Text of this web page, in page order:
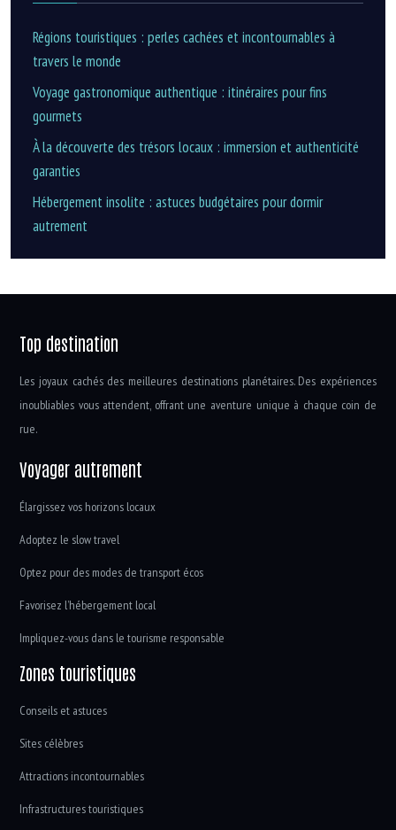
Régions touristiques : perles cachées et incontournables à
travers le monde
Voyage gastronomique authentique : itinéraires pour fins
gourmets
À la découverte des trésors locaux : immersion et authenticité
garanties
Hébergement insolite : astuces budgétaires pour dormir
autrement
Top destination
Les joyaux cachés des meilleures destinations planétaires. Des expériences
inoubliables vous attendent, offrant une aventure unique à chaque coin de
rue.
Voyager autrement
Élargissez vos horizons locaux
Adoptez le slow travel
Optez pour des modes de transport écos
Favorisez l’hébergement local
Impliquez-vous dans le tourisme responsable
Zones touristiques
Conseils et astuces
Sites célèbres
Attractions incontournables
Infrastructures touristiques